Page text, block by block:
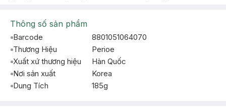
Thông số sản phẩm
Barcode
8801051064070
Thương Hiệu
Perioe
Xuất xứ thương hiệu
Hàn Quốc
Nơi sản xuất
Korea
Dung Tích
185g